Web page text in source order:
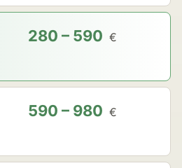
280 – 590 €
590 – 980 €